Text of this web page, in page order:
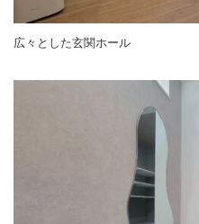
広々とした玄関ホール